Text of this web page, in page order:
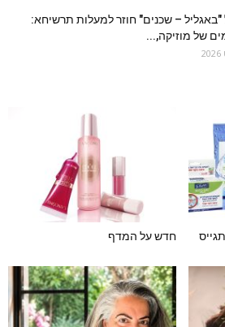
– שכנים" חוזר למעלות תרשיחא:
של מוזיקה,...
חדש על המדף